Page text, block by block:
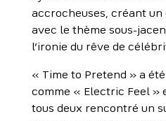
accrocheuses, créant
avec le thème sous-
l’ironie du rêve de
« Time to Pretend » a
comme « Electric Feel »
tous deux rencontré un